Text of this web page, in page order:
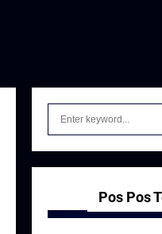
f
Pos Pos